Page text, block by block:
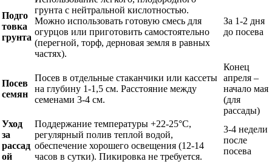
Подго
товка
грунта
грунта с нейтральной кислотностью.
Можно использовать готовую смесь для
огурцов или приготовить самостоятельно
(перегной, торф, дерновая земля в равных
частях).
За 1-2 дня
до посева
Посев
семян
Посев в отдельные стаканчики или кассеты
на глубину 1-1,5 см. Расстояние между
семенами 3-4 см.
Конец
апреля –
начало мая
(для
рассады)
Уход
за
рассад
ой
Поддержание температуры +22-25°C,
регулярный полив теплой водой,
обеспечение хорошего освещения (12-14
часов в сутки). Пикировка не требуется.
3-4 недели
после
посева